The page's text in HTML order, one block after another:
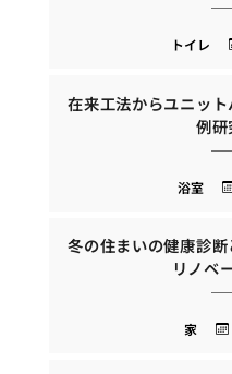
トイレ
在来工法からユニッ
例研
浴室
冬の住まいの健康診
リノベ
家